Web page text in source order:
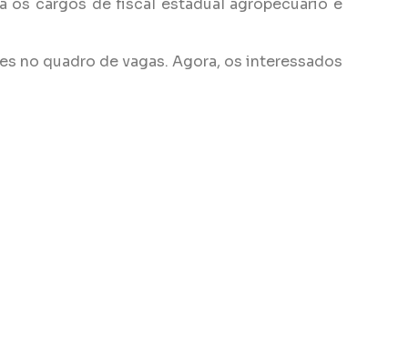
os cargos de fiscal estadual agropecuário e
no quadro de vagas. Agora, os interessados